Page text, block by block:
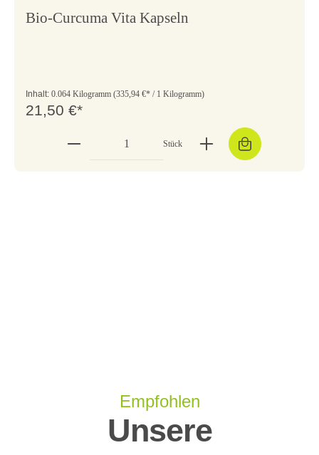
Bio-Curcuma Vita Kapseln
Inhalt: 0.064 Kilogramm (335,94 €* / 1 Kilogramm)
21,50 €*
Stück
Empfohlen
Unsere